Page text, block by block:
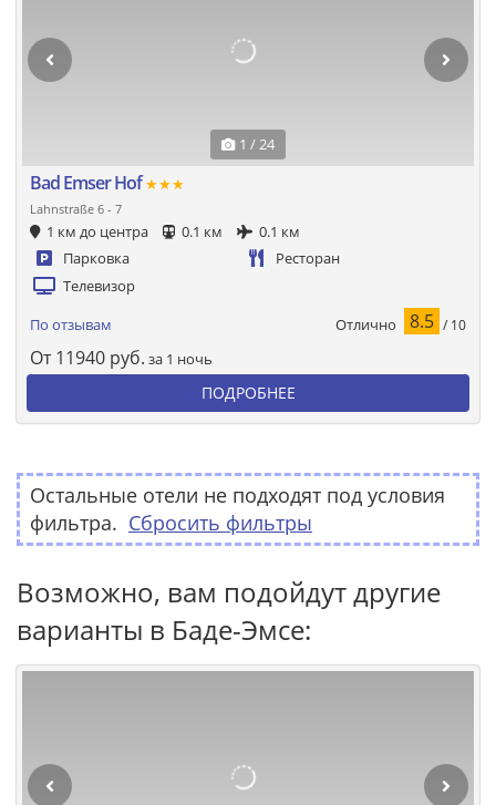
1 / 24
Bad Emser Hof★★★
Lahnstraße 6 - 7
1 км до центра 0.1 км
0.1 км
Парковка
Ресторан
Телевизор
По отзывам Отлично 8.5 / 10
От 11940 руб. за 1 ночь
ПОДРОБНЕЕ
Остальные отели не подходят под условия
фильтра. Сбросить фильтры
Возможно, вам подойдут другие
варианты в Баде-Эмсе: